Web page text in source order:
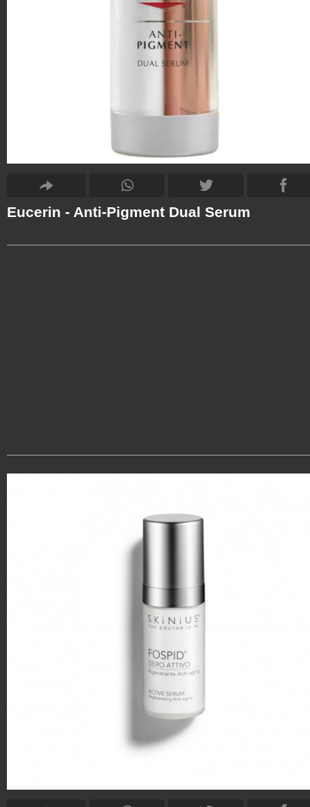
Eucerin - Anti-Pigment Dual Serum